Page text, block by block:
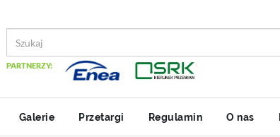
PARTNERZY:
Galerie Przetargi Regulamin O nas